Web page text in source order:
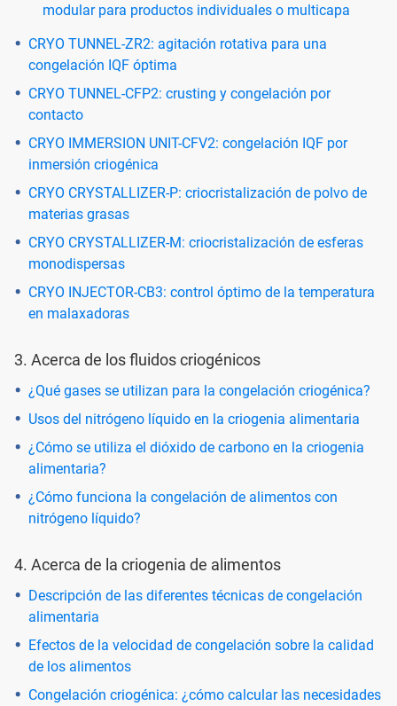
modular para productos individuales o multicapa
CRYO TUNNEL-ZR2: agitación rotativa para una
congelación IQF óptima
CRYO TUNNEL-CFP2: crusting y congelación por
contacto
CRYO IMMERSION UNIT-CFV2: congelación IQF por
inmersión criogénica
CRYO CRYSTALLIZER-P: criocristalización de polvo de
materias grasas
CRYO CRYSTALLIZER-M: criocristalización de esferas
monodispersas
CRYO INJECTOR-CB3: control óptimo de la temperatura
en malaxadoras
3. Acerca de los fluidos criogénicos
¿Qué gases se utilizan para la congelación criogénica?
Usos del nitrógeno líquido en la criogenia alimentaria
¿Cómo se utiliza el dióxido de carbono en la criogenia
alimentaria?
¿Cómo funciona la congelación de alimentos con
nitrógeno líquido?
4. Acerca de la criogenia de alimentos
Descripción de las diferentes técnicas de congelación
alimentaria
Efectos de la velocidad de congelación sobre la calidad
de los alimentos
Congelación criogénica: ¿cómo calcular las necesidades